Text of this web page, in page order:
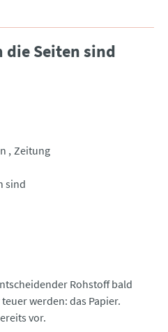
die Seiten sind
Zeitung
sind
Rohstoff bald
werden: das Papier.
vor.